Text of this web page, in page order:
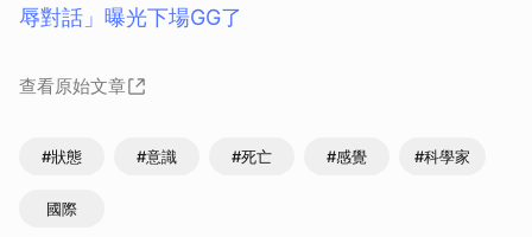
辱對話」曝光下場GG了
查看原始文章
#狀態 #意識 #死亡 #感覺 #科學家
國際